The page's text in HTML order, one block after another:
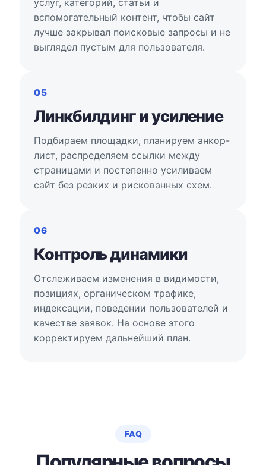
услуг, категорий, статьи и
вспомогательный контент, чтобы сайт
лучше закрывал поисковые запросы и не
выглядел пустым для пользователя.
05
Линкбилдинг и усиление
Подбираем площадки, планируем анкор-
лист, распределяем ссылки между
страницами и постепенно усиливаем
сайт без резких и рискованных схем.
06
Контроль динамики
Отслеживаем изменения в видимости,
позициях, органическом трафике,
индексации, поведении пользователей и
качестве заявок. На основе этого
корректируем дальнейший план.
FAQ